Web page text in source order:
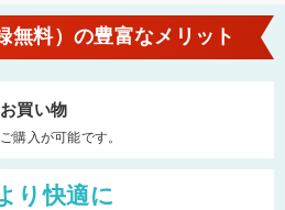
無料）の豊富なメリット
買い物
購入が可能です。
り快適に